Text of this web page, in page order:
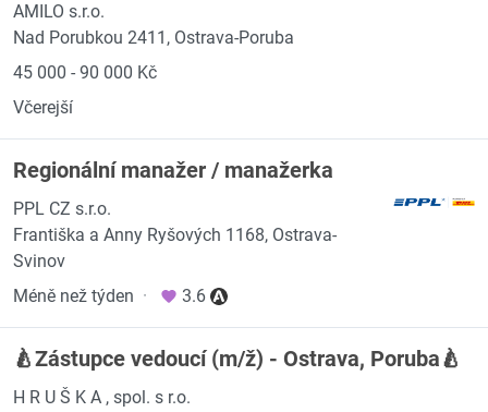
AMILO s.r.o.
Nad Porubkou 2411, Ostrava-Poruba
45 000 - 90 000 Kč
Včerejší
Regionální manažer / manažerka
PPL CZ s.r.o.
Františka a Anny Ryšových 1168, Ostrava-
Svinov
Méně než týden · 3.6
🍐Zástupce vedoucí (m/ž) - Ostrava, Poruba🍐
H R U Š K A , spol. s r.o.